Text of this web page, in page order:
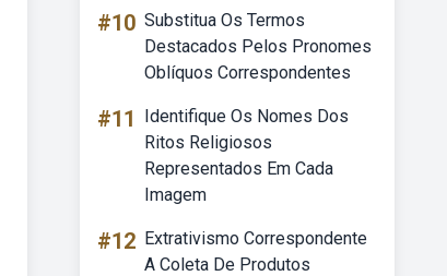
#10 Substitua Os Termos
Destacados Pelos Pronomes
Oblíquos Correspondentes
#11
Identifique Os Nomes Dos
Ritos Religiosos
Representados Em Cada
Imagem
#12 Extrativismo Correspondente
A Coleta De Produtos